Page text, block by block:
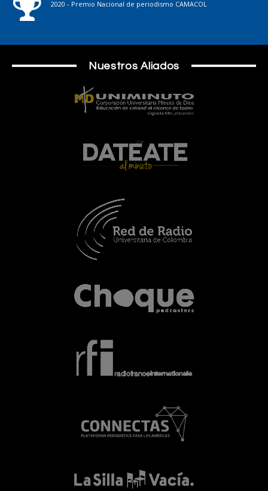
2020 - Premio Nacional de periodismo CAMACOL
Nuestros Aliados